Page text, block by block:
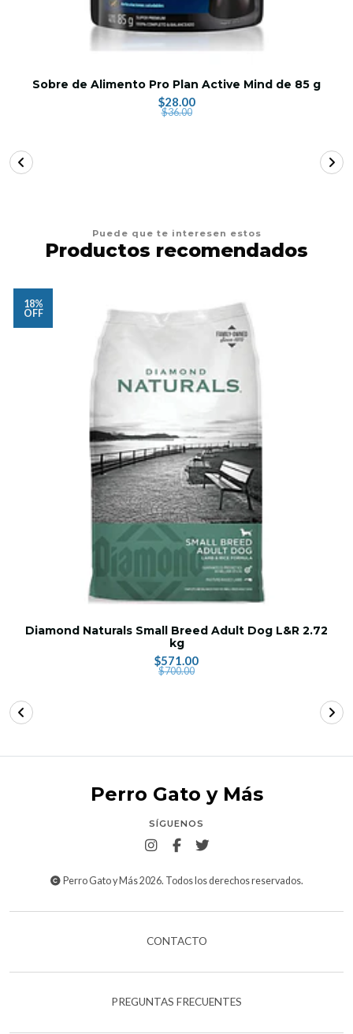
Sobre de Alimento Pro Plan Active Mind de 85 g
$28.00
$36.00
Puede que te interesen estos
Productos recomendados
18%
OFF
Diamond Naturals Small Breed Adult Dog L&R 2.72
kg
$571.00
$700.00
Perro Gato y Más
SÍGUENOS
Perro Gato y Más 2026. Todos los derechos reservados.
CONTACTO
PREGUNTAS FRECUENTES